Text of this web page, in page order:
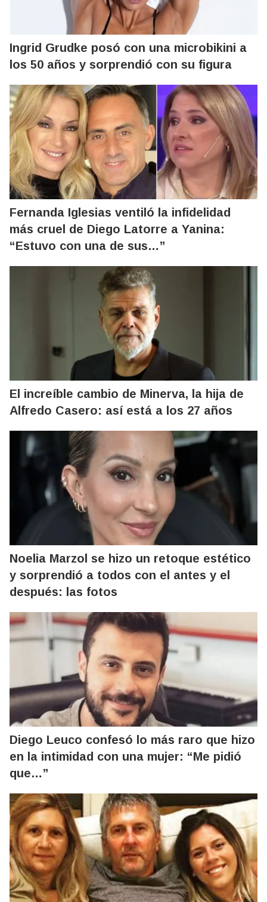
Ingrid Grudke posó con una microbikini a
los 50 años y sorprendió con su figura
Fernanda Iglesias ventiló la infidelidad
más cruel de Diego Latorre a Yanina:
“Estuvo con una de sus…”
El increíble cambio de Minerva, la hija de
Alfredo Casero: así está a los 27 años
Noelia Marzol se hizo un retoque estético
y sorprendió a todos con el antes y el
después: las fotos
Diego Leuco confesó lo más raro que hizo
en la intimidad con una mujer: “Me pidió
que…”